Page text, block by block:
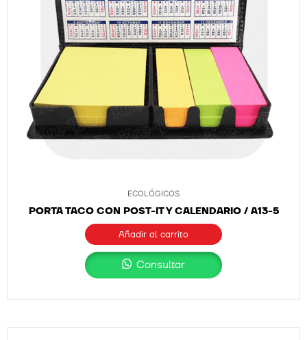
ECOLÓGICOS
PORTA TACO CON POST-IT Y CALENDARIO / A13-5
Añadir al carrito
Consultar